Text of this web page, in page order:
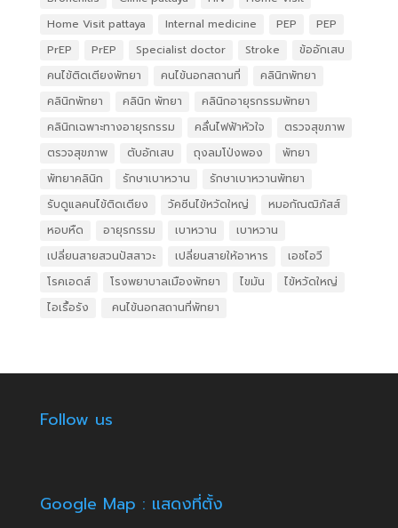
Home Visit pattaya
Internal medicine PEP
PEP
PrEP
PrEP Specialist doctor Stroke
ข้ออักเสบ
คนไข้ติดเตียงพัทยา
คนไข้นอกสถานที่
คลินิกพัทยา
คลินิกพัทยา
คลินิก พัทยา
คลินิกอายุรกรรมพัทยา
คลินิกเฉพาะทางอายุรกรรม
คลื่นไฟฟ้าหัวใจ
ตรวจสุขภาพ
ตรวจสุขภาพ
ตับอักเสบ ถุงลมโป่งพอง
พัทยา
พัทยาคลินิก
รักษาเบาหวาน
รักษาเบาหวานพัทยา
รับดูแลคนไข้ติดเตียง
วัคซีนไข้หวัดใหญ่
หมอกัณฒิภัสส์
หอบหืด
อายุรกรรม เบาหวาน
เบาหวาน
เปลี่ยนสายสวนปัสสาวะ
เปลี่ยนสายให้อาหาร
เอชไอวี
โรคเอดส์
โรงพยาบาลเมืองพัทยา ไขมัน
ไข้หวัดใหญ่
ไอเรื้อรัง
​ คนไข้นอกสถานที่พัทยา
Follow us
Google Map : แสดงที่ตั้ง